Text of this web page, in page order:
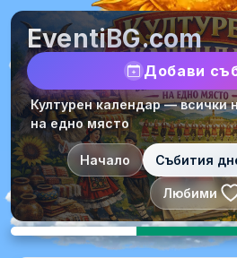
EventiBG.com
Добави
Културен календар — всички
на едно място
Начало Събития
Любими